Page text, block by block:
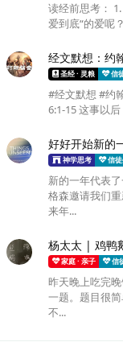
读经前思考：
爱到底“的爱呢
经文默想：约
圣经 · 灵粮 信
#经文默想 #约
6:1‭-‬15 这事以
好好开始新的
神学思考 信
新的一年代表
格森邀请我们
来年...
杨太太 | 鸡鸭
家庭 · 亲子 信
昨天晚上吃完
一题。题目很
不...